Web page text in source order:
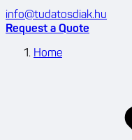
info@tudatosdiak.hu
Request a Quote
Home